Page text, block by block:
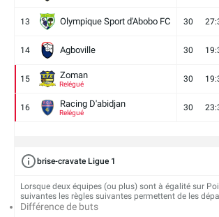
13 Olympique Sport d'Abobo FC 30
14 Agboville 30
15 Zoman
Relégué
30
16 Racing D'abidjan
Relégué
30
brise-cravate Ligue 1
Lorsque deux équipes (ou plus) sont à égalité sur
suivantes les règles suivantes permettent de les
Différence de buts